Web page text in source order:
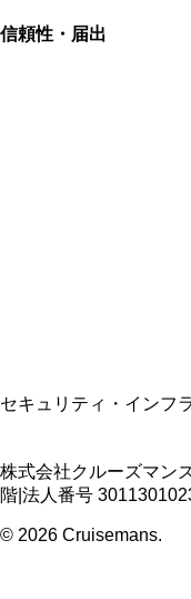
信頼性・届出
セキュリティ・インフ
株式会社クルーズマン
階 法人番号
© 2026 Cruisemans.